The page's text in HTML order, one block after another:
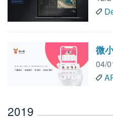
微
04/
2019